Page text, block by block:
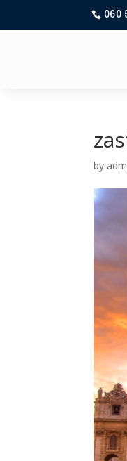
060
by